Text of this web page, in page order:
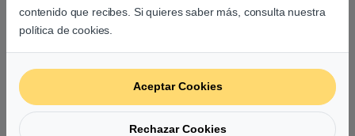
Preguntas y respuestas de los
usuarios sobre este producto
contenido que recibes. Si quieres saber más, consulta nuestra
política de cookies.
Aceptar Cookies
Rechazar Cookies